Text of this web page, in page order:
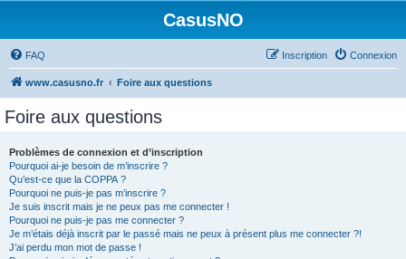
CasusNO
FAQ Connexion
Inscription
www.casusno.fr Foire aux questions
Foire aux questions
Problèmes de connexion et d’inscription
Pourquoi ai-je besoin de m’inscrire ?
Qu’est-ce que la COPPA ?
Pourquoi ne puis-je pas m’inscrire ?
Je suis inscrit mais je ne peux pas me connecter !
Pourquoi ne puis-je pas me connecter ?
Je m’étais déjà inscrit par le passé mais ne peux à présent plus me connecter ?!
J’ai perdu mon mot de passe !